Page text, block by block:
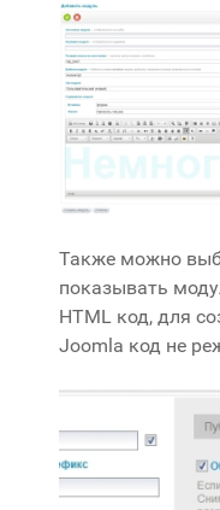
Также можно
показывать
HTML код, для
Joomla код не